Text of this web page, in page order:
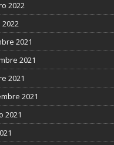
2022
2021
2021
2021
2021
2021